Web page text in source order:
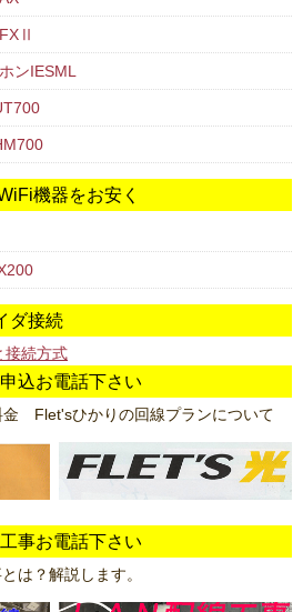
ンIESML
機器をお安く
ダ接続
接続方式
込お電話下さい
金 Flet'sひかりの回線プランについて
事お電話下さい
は？解説します。